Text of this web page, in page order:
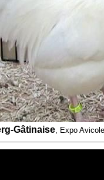
Gâtinaise, Expo